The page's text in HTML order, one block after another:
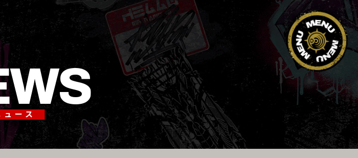
ュース